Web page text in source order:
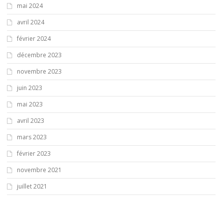
mai 2024
avril 2024
février 2024
décembre 2023
novembre 2023
juin 2023
mai 2023
avril 2023
mars 2023
février 2023
novembre 2021
juillet 2021